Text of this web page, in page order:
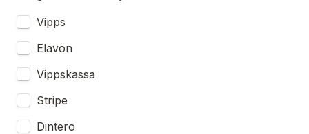
Vipps
Elavon
Vippskassa
Stripe
Dintero